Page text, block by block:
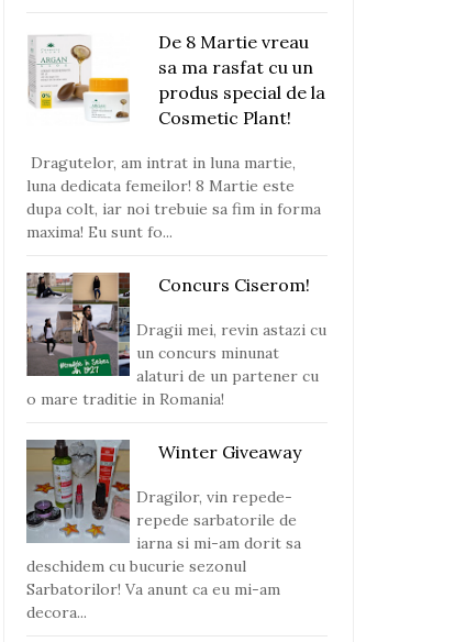
Sezamo lansează o
experiență comple...
Sezamo extinde
De 8 Martie vreau
sa ma rasfat cu un
produs special de la
Cosmetic Plant!
Dragutelor, am intrat in luna martie,
luna dedicata femeilor! 8 Martie este
dupa colt, iar noi trebuie sa fim in forma
maxima! Eu sunt fo...
Concurs Ciserom!
Dragii mei, revin astazi cu
un concurs minunat
alaturi de un partener cu
o mare traditie in Romania!
Winter Giveaway
Dragilor, vin repede-
repede sarbatorile de
iarna si mi-am dorit sa
deschidem cu bucurie sezonul
Sarbatorilor! Va anunt ca eu mi-am
decora...